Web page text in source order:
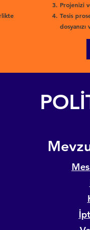
Projenizi
Tesis